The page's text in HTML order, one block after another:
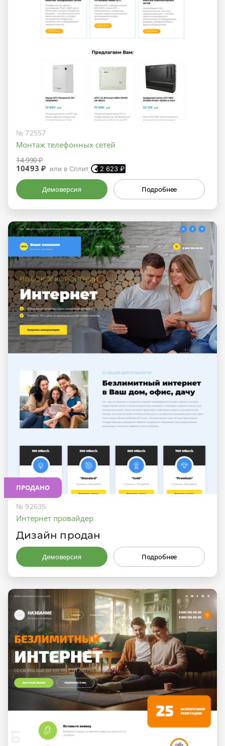
№ 72557
Монтаж телефонных сетей
14 990 ₽
10493 ₽ или в Сплит 2 623 ₽
Демоверсия Подробнее
ПРОДАНО
№ 92635
Интернет провайдер
Дизайн продан
Демоверсия Подробнее